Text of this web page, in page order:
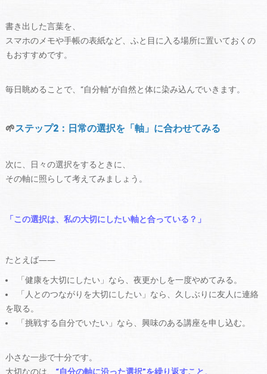
書き出した言葉を、
スマホのメモや手帳の表紙など、ふと目に入る場所に置いておくの
もおすすめです。
毎日眺めることで、“自分軸”が自然と体に染み込んでいきます。
🌱ステップ2：日常の選択を「軸」に合わせてみる
次に、日々の選択をするときに、
その軸に照らして考えてみましょう。
「この選択は、私の大切にしたい軸と合っている？」
たとえば――
「健康を大切にしたい」なら、夜更かしを一度やめてみる。
「人とのつながりを大切にしたい」なら、久しぶりに友人に連絡
を取る。
「挑戦する自分でいたい」なら、興味のある講座を申し込む。
小さな一歩で十分です。
大切なのは、 “自分の軸に沿った選択”を繰り返すこと 。